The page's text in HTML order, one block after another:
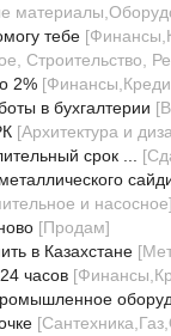
тебе [
Строительство,
2% [
в бухгалтерии [
[Архитектура и
срок ... [
и насосное]
[Продам]
в Казахстане [
часов [
[